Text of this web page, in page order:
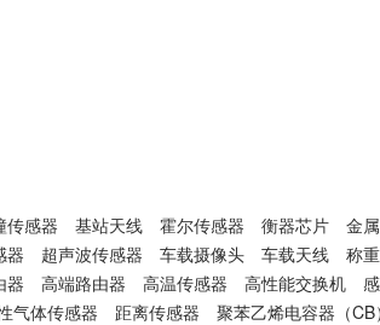
传感器 基站天线 霍尔传感器 衡器芯片
金
器 超声波传感器 车载摄像头 车载天线
称
器 高端路由器 高温传感器 高性能交换机
气体传感器 距离传感器
聚苯乙烯电容器（CB